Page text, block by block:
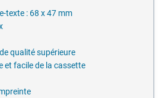
texte : 68 x 47 mm
qualité supérieure
et facile de la cassette